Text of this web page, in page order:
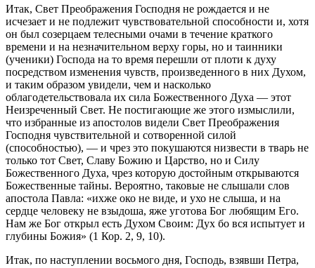
Итак, Свет Преображения Господня не рождается и не
исчезает и не подлежит чувствовательной способности и, хотя
он был созерцаем телесными очами в течение краткого
времени и на незначительном верху горы, но и таинники
(ученики) Господа на то время перешли от плоти к духу
посредством изменения чувств, произведенного в них Духом,
и таким образом увидели, чем и насколько
облагодетельствовала их сила Божественного Духа — этот
Неизреченный Свет. Не постигающие же этого измыслили,
что избранные из апостолов видели Свет Преображения
Господня чувствительной и сотворенной силой
(способностью), — и чрез это покушаются низвести в тварь не
только тот Свет, Славу Божию и Царство, но и Силу
Божественного Духа, чрез которую достойным открываются
Божественные тайны. Вероятно, таковые не слышали слов
апостола Павла: «ихже око не виде, и ухо не слыша, и на
сердце человеку не взыдоша, яже уготова Бог любящим Его.
Нам же Бог открыл есть Духом Своим: Дух бо вся испытует и
глубины Божия» (1 Кор. 2, 9, 10).
Итак, по наступлении восьмого дня, Господь, взявши Петра,